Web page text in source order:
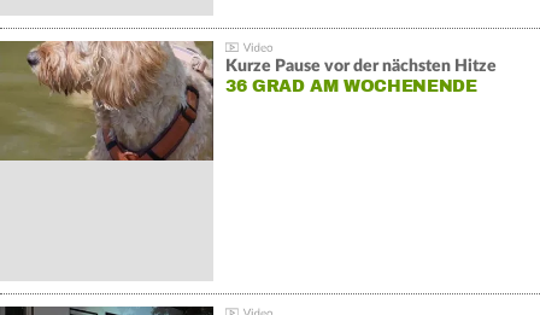
Kurze Pause vor der nächsten Hitze
36 GRAD AM WOCHENENDE